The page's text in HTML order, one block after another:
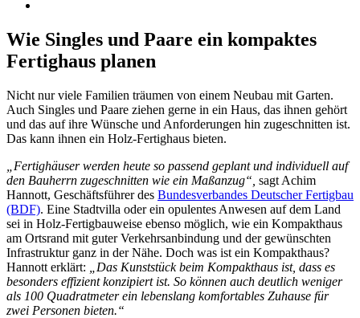
Wie Singles und Paare ein kompaktes
Fertighaus planen
Nicht nur viele Familien träumen von einem Neubau mit Garten.
Auch Singles und Paare ziehen gerne in ein Haus, das ihnen gehört
und das auf ihre Wünsche und Anforderungen hin zugeschnitten ist.
Das kann ihnen ein Holz-Fertighaus bieten.
„Fertighäuser werden heute so passend geplant und individuell auf
den Bauherrn zugeschnitten wie ein Maßanzug“, sagt Achim
Hannott, Geschäftsführer des Bundesverbandes Deutscher Fertigbau
(BDF). Eine Stadtvilla oder ein opulentes Anwesen auf dem Land
sei in Holz-Fertigbauweise ebenso möglich, wie ein Kompakthaus
am Ortsrand mit guter Verkehrsanbindung und der gewünschten
Infrastruktur ganz in der Nähe. Doch was ist ein Kompakthaus?
Hannott erklärt:
„Das Kunststück beim Kompakthaus ist, dass es
besonders effizient konzipiert ist. So können auch deutlich weniger
als 100 Quadratmeter ein lebenslang komfortables Zuhause für
zwei Personen bieten.“